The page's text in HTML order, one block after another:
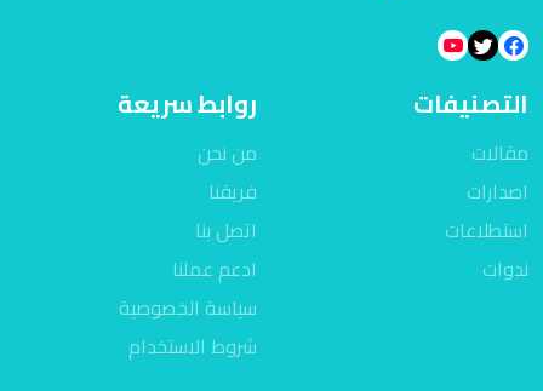
التصنيفات
مقالات
اصدارات
استطلاعات
ندوات
روابط سريعة
من نحن
فريقنا
اتصل بنا
ادعم عملنا
سياسة الخصوصية
شروط الاستخدام